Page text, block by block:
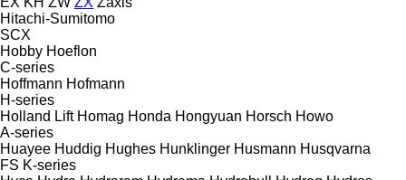
Hitachi-Sumitomo
SCX
Hobby Hoeflon
C-series
Hoffmann Hofmann
H-series
Holland Lift Homag Honda Hongyuan Horsch Howo
A-series
Huayee Huddig Hughes Hunklinger Husmann Husqvarna
FS K-series